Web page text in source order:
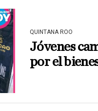
QUINTANA ROO
Jóvenes
por el